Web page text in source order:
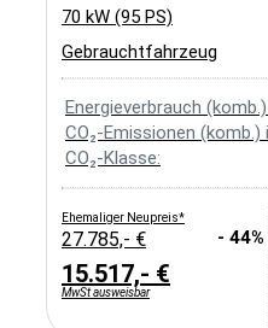
70 kW (95 PS)
Gebrauchtfahrzeug
Energieverbrauch
CO₂-Emissionen (komb.)
CO₂-Klasse:
Ehemaliger Neupreis*
27.785,- € - 44%
15.517,- €
MwSt ausweisbar